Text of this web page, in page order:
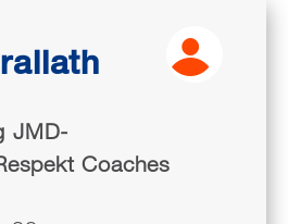
JMD-
Coaches